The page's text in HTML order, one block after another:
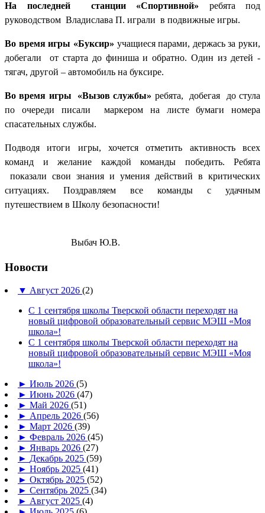
На последней станции «Спортивной» ребята под
руководством Владислава П. играли в подвижные игры.
Во время игры «Буксир» учащиеся парами, держась за руки,
добегали от старта до финиша и обратно. Один из детей -
тягач, другой – автомобиль на буксире.
Во время игры «Вызов службы» ребята,
добегая до стула
по очереди писали маркером на листе бумаги номера
спасательных службы.
Подводя итоги игры, хочется отметить активность всех
команд и желание каждой команды победить. Ребята
показали свои знания и умения действий в критических
ситуациях. Поздравляем все команды с удачным
путешествием в Школу безопасности!
Выбач Ю.В.
Новости
▼ Август 2026 (2)
С 1 сентября школы Тверской области переходят на
новый цифровой образовательный сервис МЭШ «Моя
школа»!
С 1 сентября школы Тверской области переходят на
новый цифровой образовательный сервис МЭШ «Моя
школа»!
► Июль 2026 (5)
► Июнь 2026 (47)
► Май 2026 (51)
► Апрель 2026 (56)
► Март 2026 (39)
► Февраль 2026 (45)
► Январь 2026 (27)
► Декабрь 2025 (59)
► Ноябрь 2025 (41)
► Октябрь 2025 (52)
► Сентябрь 2025 (34)
► Август 2025 (4)